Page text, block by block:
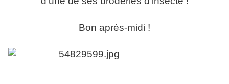
Bon après-midi !